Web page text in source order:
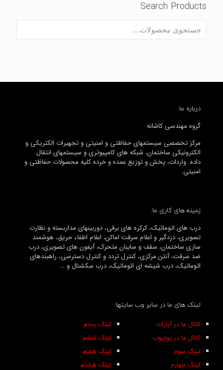
Search Products
درباره ما:
گروه مهندسی کاشانه
مرکز تخصصی سیستمهای حفاظتی و امنیتی و تجهیرات الکتریکی و
الکترونیکی ساختمان، شبکه های کامپیوتری و سیستمهای انتقال
داده. واردات، پخش و توزیع عمده و خرده کلیه محصولات حفاظتی و
امنیتی.
زمینه های کاری ما:
درب های اتوماتیک، کرکره های برقی، دوربینهای مداربسته و نظارت
تصویری، دزدگیر و اعلام سرقت اماکن، اعلام اطفاء حریق، هوشمند
سازی ساختمان، سقف و سایبان متحرک، آیفون های تصویری، درب
ضد سرقت، آنتن مرکزی، کنترل تردد و کنترل دسترسی، راهبندهای
اتوماتیک، درب شیشه ای اتوماتیک، درب سکشنال و …
لینک های ما در سایر وب سایتها:
لینک پنجم
لینک ششم
لینک هفتم
لینک هشتم
کانال ما در آپارات
کانال ما در یوتیوب
لینک سوم
لینک چهارم